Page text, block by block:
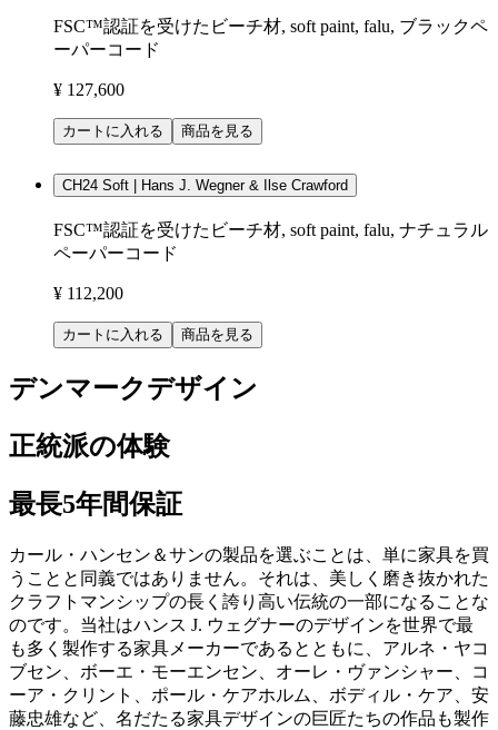
FSC™認証を受けたビーチ材, soft paint, falu, ブラックペ
ーパーコード
¥ 127,600
カートに入れる 商品を見る
CH24 Soft | Hans J. Wegner & Ilse Crawford
FSC™認証を受けたビーチ材, soft paint, falu, ナチュラル
ペーパーコード
¥ 112,200
カートに入れる 商品を見る
デンマークデザイン
正統派の体験
最長5年間保証
カール・ハンセン＆サンの製品を選ぶことは、単に家具を買
うことと同義ではありません。それは、美しく磨き抜かれた
クラフトマンシップの長く誇り高い伝統の一部になることな
のです。当社はハンス J. ウェグナーのデザインを世界で最
も多く製作する家具メーカーであるとともに、アルネ・ヤコ
ブセン、ボーエ・モーエンセン、オーレ・ヴァンシャー、コ
ーア・クリント、ポール・ケアホルム、ボディル・ケア、安
藤忠雄など、名だたる家具デザインの巨匠たちの作品も製作